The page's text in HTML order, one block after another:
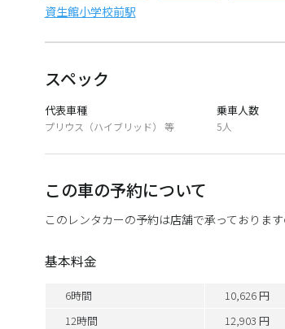
資生館小学校前駅
スペック
代表車種
プリウス（ハイブリッド） 等
乗車人数
5人
この車の予約について
このレンタカーの予約は店舗で承っておりま
基本料金
6時間
10,626 円
12時間
12,903 円